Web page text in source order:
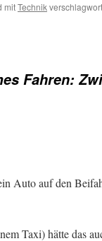
mitTechnik
Fahren:
Auto auf den
Taxi) hätte das